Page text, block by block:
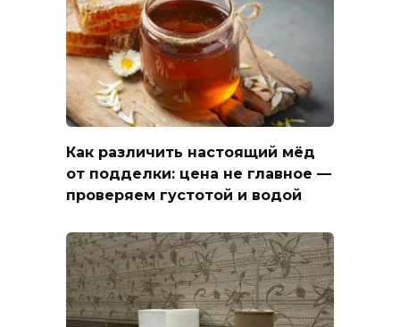
Как различить настоящий мёд
от подделки: цена не главное —
проверяем густотой и водой